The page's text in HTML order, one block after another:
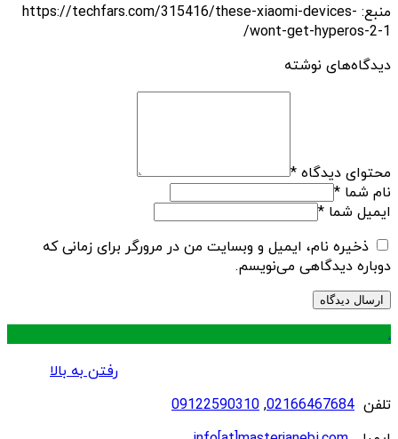
منبع: https://techfars.com/315416/these-xiaomi-devices-
wont-get-hyperos-2-1/
دیدگاه‌های نوشته
محتوای دیدگاه *
نام شما *
ایمیل شما *
ذخیره نام، ایمیل و وبسایت من در مرورگر برای زمانی که
دوباره دیدگاهی می‌نویسم.
.
رفتن به بالا
تلفن 02166467684
,
09122590310